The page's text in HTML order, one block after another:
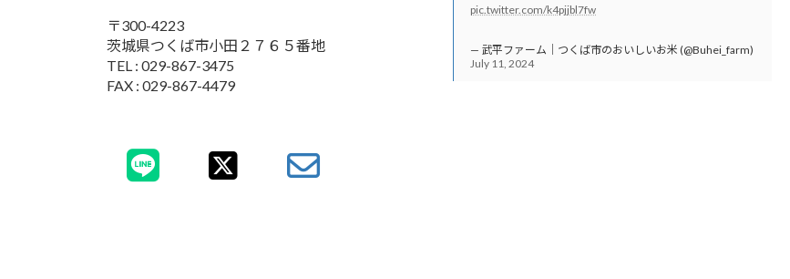
〒300-4223
茨城県つくば市小田２７６５番地
TEL : 029-867-3475
FAX : 029-867-4479
pic.twitter.com/k4pjjbl7fw
— 武平ファーム｜つくば市のおいしいお米 (@Buhei_farm)
July 11, 2024